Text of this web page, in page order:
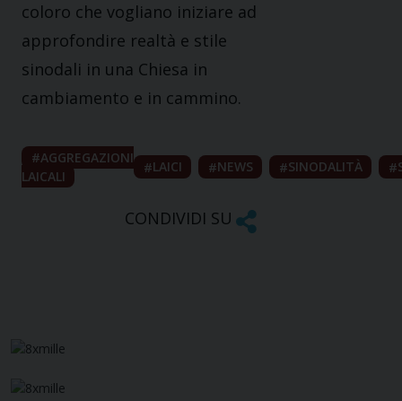
coloro che vogliano iniziare ad
approfondire realtà e stile
sinodali in una Chiesa in
cambiamento e in cammino.
AGGREGAZIONI
LAICALI
LAICI NEWS SINODALITÀ
CONDIVIDI SU